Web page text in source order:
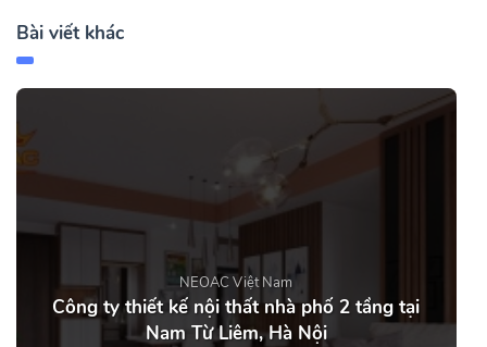
Bài viết khác
NEOAC Việt Nam
Công ty thiết kế nội thất nhà phố 2 tầng tại
Nam Từ Liêm, Hà Nội